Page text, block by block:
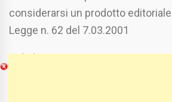
considerarsi un prodotto
Legge n. 62 del 7.03.2001
Chi Siamo